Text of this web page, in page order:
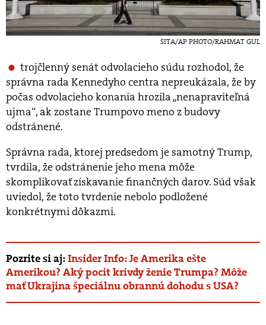
SITA/AP PHOTO/RAHMAT GUL
trojčlenný senát odvolacieho súdu rozhodol, že
správna rada Kennedyho centra nepreukázala, že by
počas odvolacieho konania hrozila „nenapraviteľná
ujma“, ak zostane Trumpovo meno z budovy
odstránené.
Správna rada, ktorej predsedom je samotný Trump,
tvrdila, že odstránenie jeho mena môže
skomplikovať získavanie finančných darov. Súd však
uviedol, že toto tvrdenie nebolo podložené
konkrétnymi dôkazmi.
Pozrite si aj:Insider Info: Je Amerika ešte
Amerikou? Aký pocit krivdy ženie Trumpa? Môže
mať Ukrajina špeciálnu obrannú dohodu s USA?